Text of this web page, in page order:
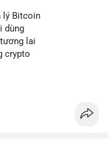
lý Bitcoin
dùng
lai
crypto